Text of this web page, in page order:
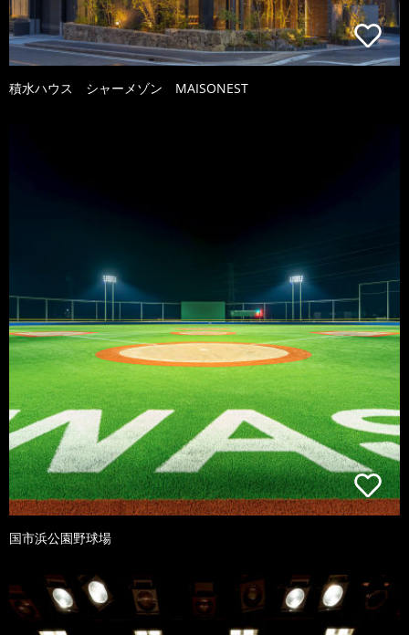
積水ハウス シャーメゾン MAISONEST
国市浜公園野球場